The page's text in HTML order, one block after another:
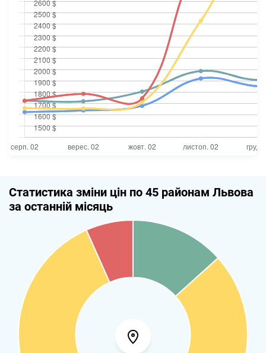
Статистика зміни цін по 45 районам Львова
за останній місяць